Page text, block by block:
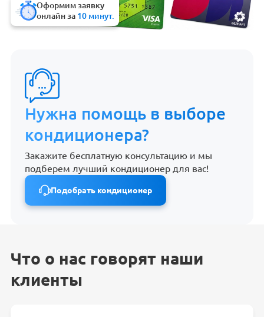
Оформим заявку
онлайн за 10 минут.
Нужна помощь в выборе
кондиционера?
Закажите бесплатную консультацию и мы
подберем лучший кондиционер для вас!
Подобрать кондиционер
Что о нас говорят наши
клиенты